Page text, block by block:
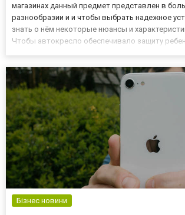
магазинах данный предмет представлен в
разнообразии и и чтобы выбрать надежное
знать о нём некоторые нюансы и
Чтобы автокресло обеспечивало защиту
крепления: С помощь...
Бізнес новини